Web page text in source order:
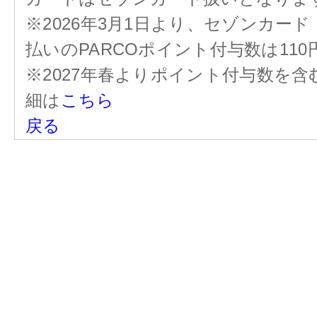
※2026年3月1日より、セゾンカー
払いのPARCOポイント付与数は
※2027年春よりポイント付与数を
細は こちら
戻る